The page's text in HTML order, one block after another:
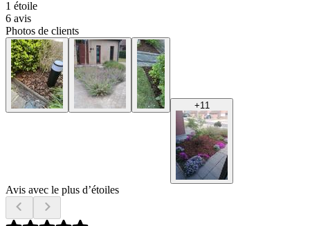
1 étoile
6 avis
Photos de clients
+11
Avis avec le plus d’étoiles